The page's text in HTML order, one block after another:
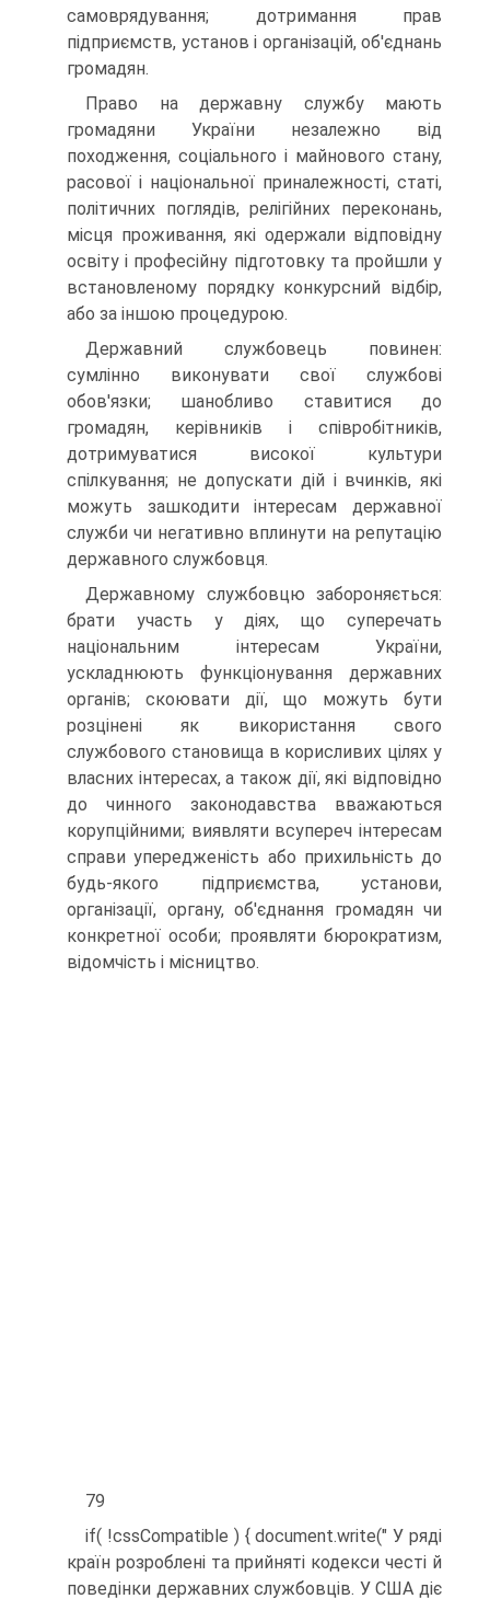
самоврядування; дотримання прав
підприємств, установ і організацій, об'єднань
громадян.
Право на державну службу мають
громадяни України незалежно від
походження, соціального і майнового стану,
расової і національної приналежності, статі,
політичних поглядів, релігійних переконань,
місця проживання, які одержали відповідну
освіту і професійну підготовку та пройшли у
встановленому порядку конкурсний відбір,
або за іншою процедурою.
Державний службовець повинен:
сумлінно виконувати свої службові
обов'язки; шанобливо ставитися до
громадян, керівників і співробітників,
дотримуватися високої культури
спілкування; не допускати дій і вчинків, які
можуть зашкодити інтересам державної
служби чи негативно вплинути на репутацію
державного службовця.
Державному службовцю забороняється:
брати участь у діях, що суперечать
національним інтересам України,
ускладнюють функціонування державних
органів; скоювати дії, що можуть бути
розцінені як використання свого
службового становища в корисливих цілях у
власних інтересах, а також дії, які відповідно
до чинного законодавства вважаються
корупційними; виявляти всупереч інтересам
справи упередженість або прихильність до
будь-якого підприємства, установи,
організації, органу, об'єднання громадян чи
конкретної особи; проявляти бюрократизм,
відомчість і місництво.
79
if( !cssCompatible ) { document.write(" У ряді
країн розроблені та прийняті кодекси честі й
поведінки державних службовців. У США діє